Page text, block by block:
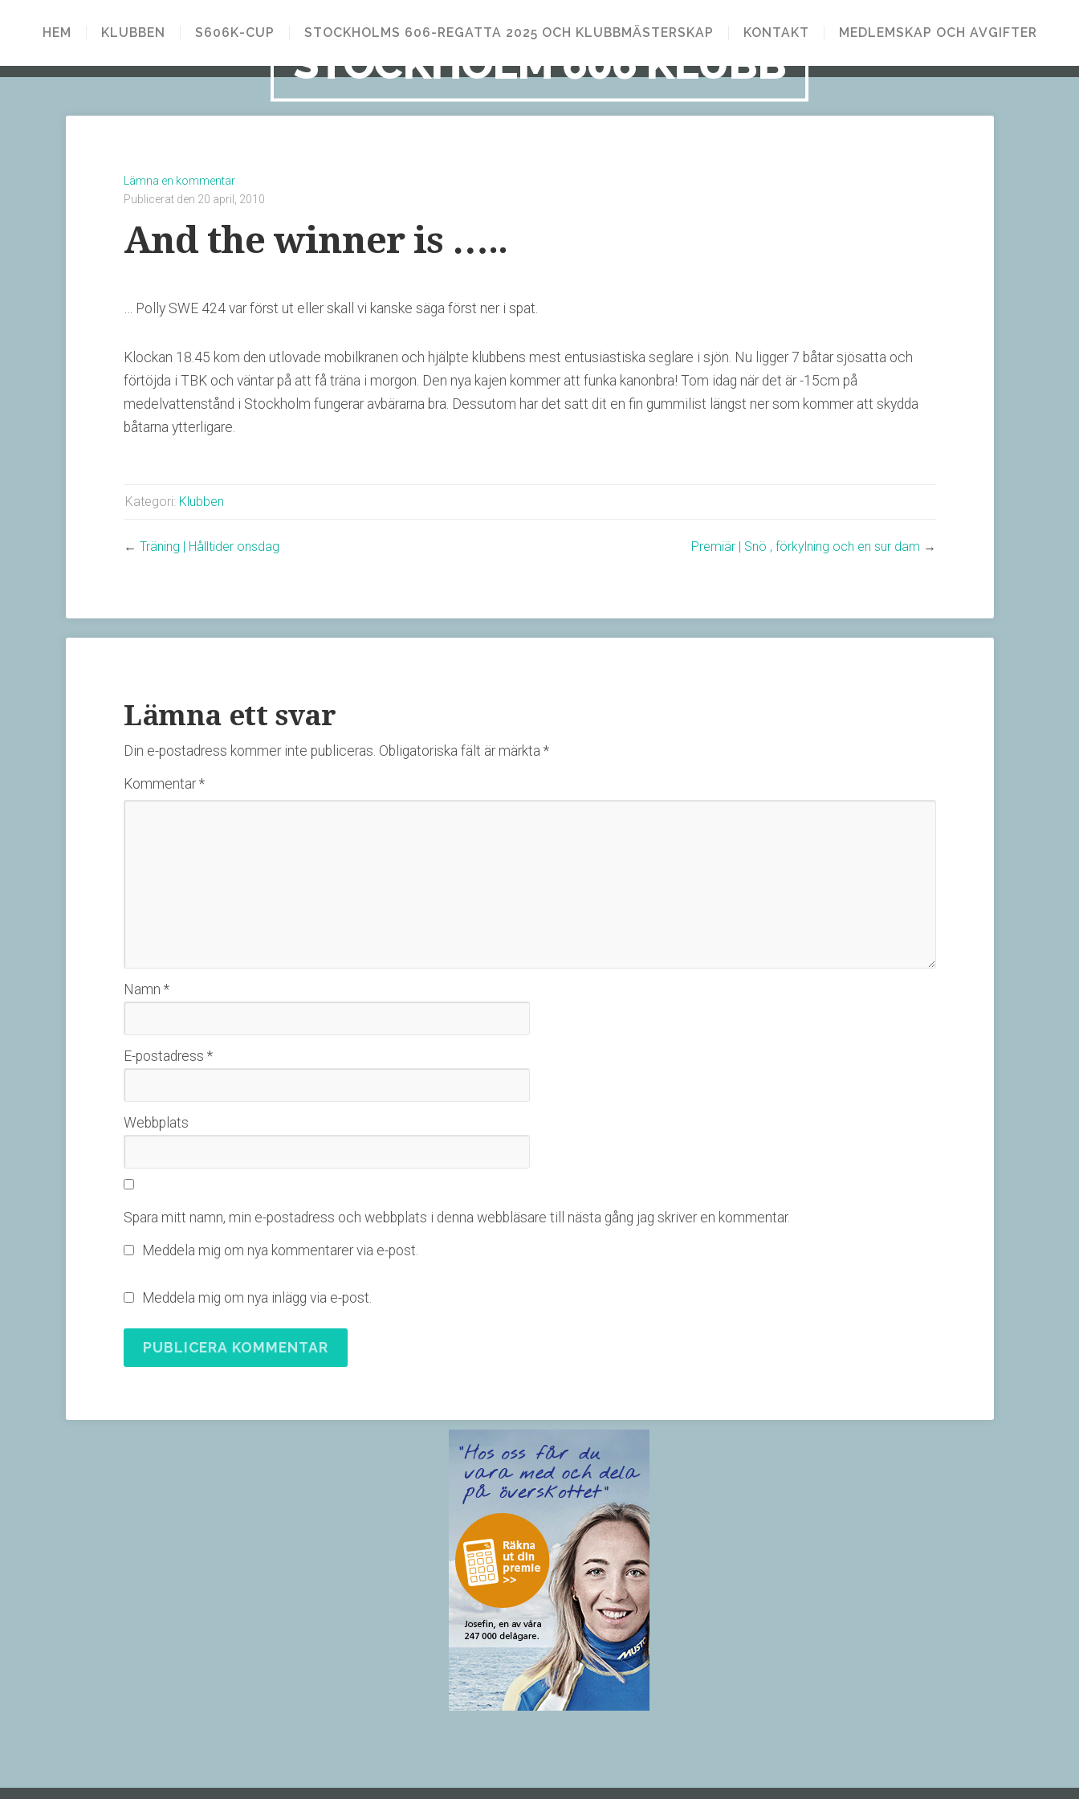
HEM KLUBBEN S606K-CUP STOCKHOLMS 606-REGATTA 2025 OCH KLUBBMÄSTERSKAP KONTAKT MEDLEMSKAP OCH AVGIFTER
STOCKHOLM 606 KLUBB
Lämna en kommentar
Publicerat den 20 april, 2010
And the winner is …..
… Polly SWE 424 var först ut eller skall vi kanske säga först ner i spat.
Klockan 18.45 kom den utlovade mobilkranen och hjälpte klubbens mest entusiastiska seglare i sjön. Nu ligger 7 båtar sjösatta och
förtöjda i TBK och väntar på att få träna i morgon. Den nya kajen kommer att funka kanonbra! Tom idag när det är -15cm på
medelvattenstånd i Stockholm fungerar avbärarna bra. Dessutom har det satt dit en fin gummilist längst ner som kommer att skydda
båtarna ytterligare.
Kategori: Klubben
← Träning | Hålltider onsdag Premiär | Snö , förkylning och en sur dam →
Lämna ett svar
Din e-postadress kommer inte publiceras. Obligatoriska fält är märkta *
Kommentar*
Namn *
E-postadress *
Webbplats
Spara mitt namn, min e-postadress och webbplats i denna webbläsare till nästa gång jag skriver en kommentar.
Meddela mig om nya kommentarer via e-post.
Meddela mig om nya inlägg via e-post.